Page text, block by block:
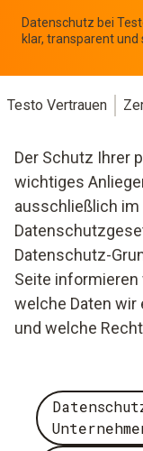
Datenschutz bei
klar, transparent und
Testo Vertrauen
Der Schutz Ihrer
wichtiges
ausschließlich im
Datenschutz-
Seite informieren
welche Daten wir
und welche